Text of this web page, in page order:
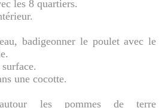
les 8 quartiers.
badigeonner le poulet avec le
une cocotte.
les pommes de terre